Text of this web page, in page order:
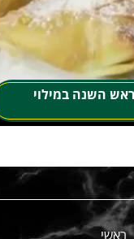
השנה במילוי
ראשי